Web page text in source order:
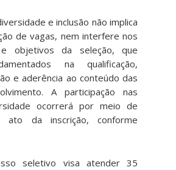
e inclusão não implica
de vagas, nem interfere nos
objetivos da seleção, que
na qualificação,
e aderência ao conteúdo das
A participação nas
ocorrerá por meio de
ato da inscrição, conforme
seletivo visa atender 35